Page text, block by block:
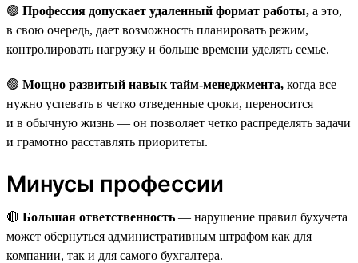
🟢 Профессия допускает удаленный формат работы, а это,
в свою очередь, дает возможность планировать режим,
контролировать нагрузку и больше времени уделять семье.
🟢 Мощно развитый навык тайм-менеджмента, когда все
нужно успевать в четко отведенные сроки, переносится
и в обычную жизнь — он позволяет четко распределять задачи
и грамотно расставлять приоритеты.
Минусы профессии
🔴 Большая ответственность — нарушение правил бухучета
может обернуться административным штрафом как для
компании, так и для самого бухгалтера.